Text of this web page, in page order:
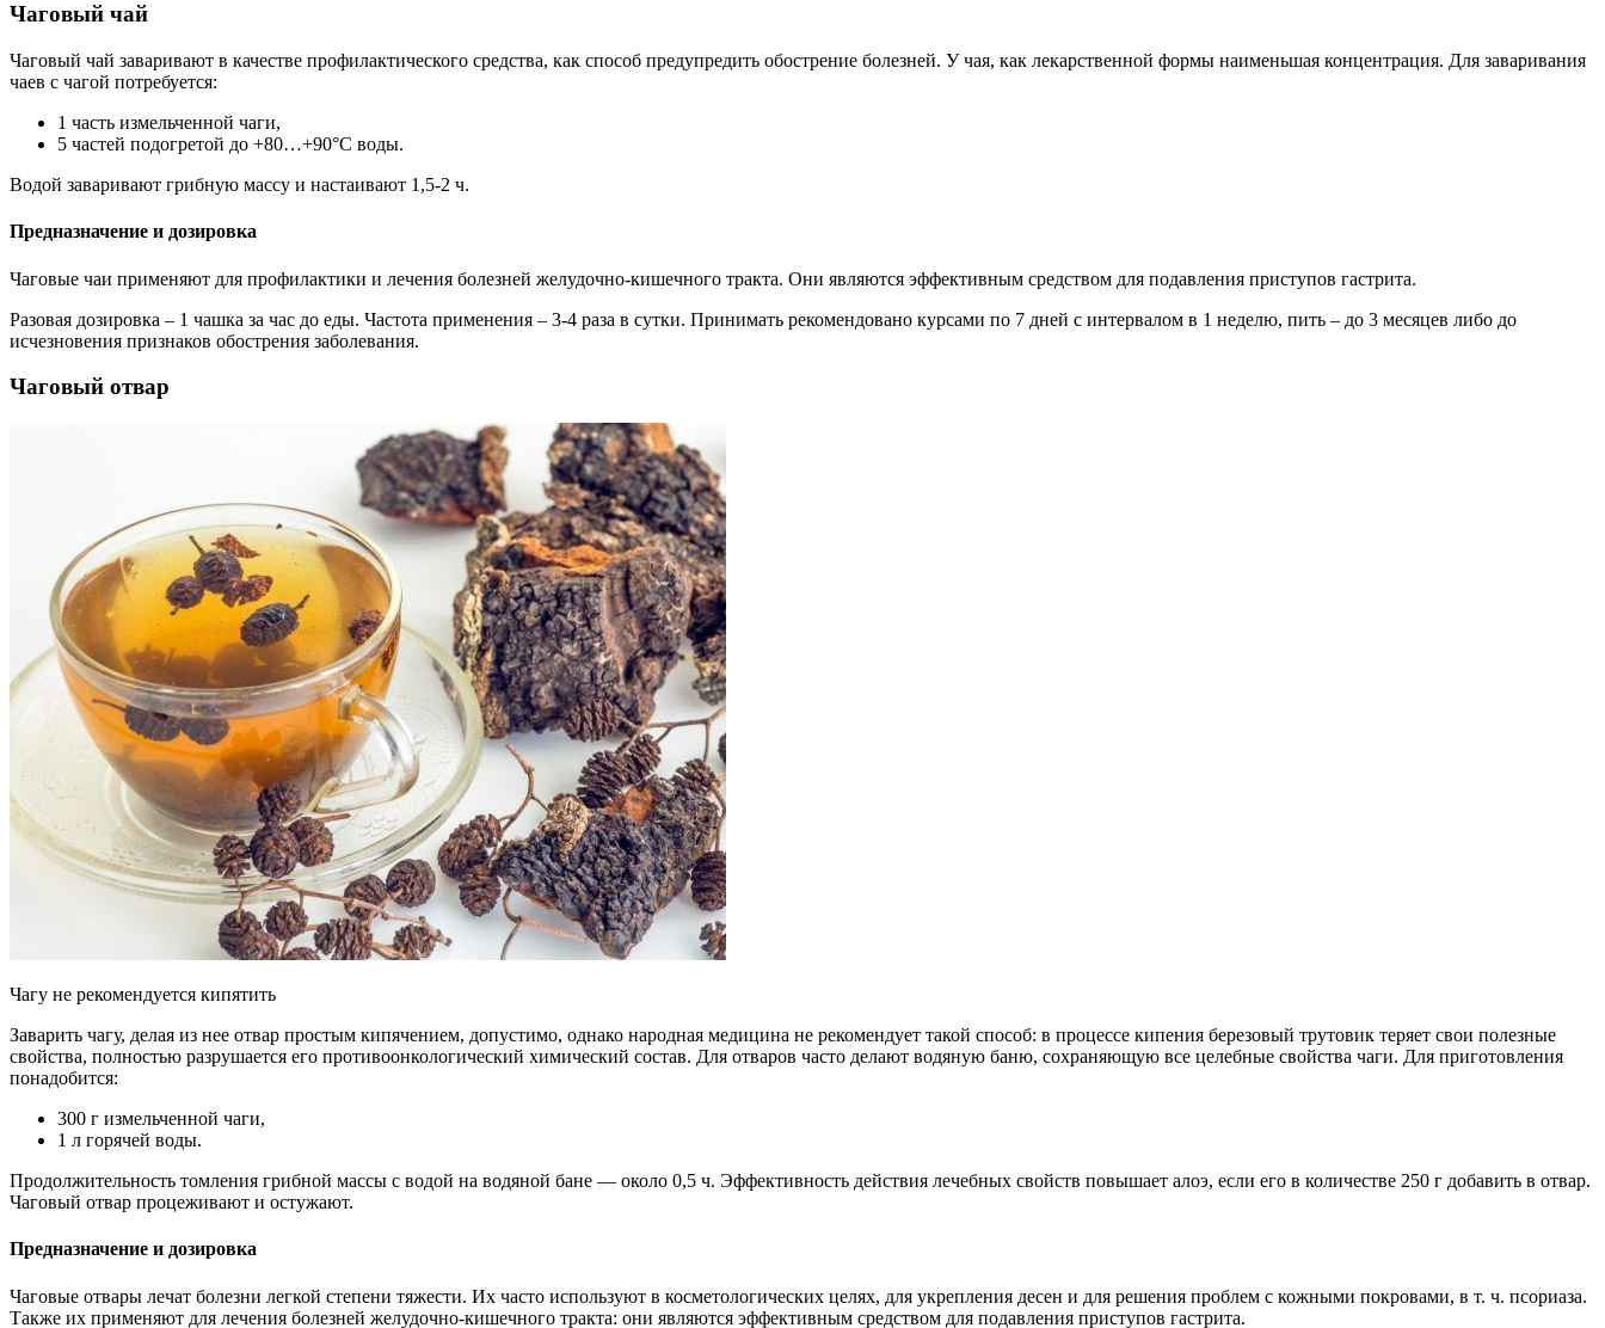
Чаговый чай
Чаговый чай заваривают в качестве профилактического средства, как способ предупредить обострение болезней. У чая, как лекарственной формы наименьшая концентрация. Для заваривания
чаев с чагой потребуется:
1 часть измельченной чаги,
5 частей подогретой до +80…+90°С воды.
Водой заваривают грибную массу и настаивают 1,5-2 ч.
Предназначение и дозировка
Чаговые чаи применяют для профилактики и лечения болезней желудочно-кишечного тракта. Они являются эффективным средством для подавления приступов гастрита.
Разовая дозировка – 1 чашка за час до еды. Частота применения – 3-4 раза в сутки. Принимать рекомендовано курсами по 7 дней с интервалом в 1 неделю, пить – до 3 месяцев либо до
исчезновения признаков обострения заболевания.
Чаговый отвар
Чагу не рекомендуется кипятить
Заварить чагу, делая из нее отвар простым кипячением, допустимо, однако народная медицина не рекомендует такой способ: в процессе кипения березовый трутовик теряет свои полезные
свойства, полностью разрушается его противоонкологический химический состав. Для отваров часто делают водяную баню, сохраняющую все целебные свойства чаги. Для приготовления
понадобится:
300 г измельченной чаги,
1 л горячей воды.
Продолжительность томления грибной массы с водой на водяной бане — около 0,5 ч. Эффективность действия лечебных свойств повышает алоэ, если его в количестве 250 г добавить в отвар.
Чаговый отвар процеживают и остужают.
Предназначение и дозировка
Чаговые отвары лечат болезни легкой степени тяжести. Их часто используют в косметологических целях, для укрепления десен и для решения проблем с кожными покровами, в т. ч. псориаза.
Также их применяют для лечения болезней желудочно-кишечного тракта: они являются эффективным средством для подавления приступов гастрита.